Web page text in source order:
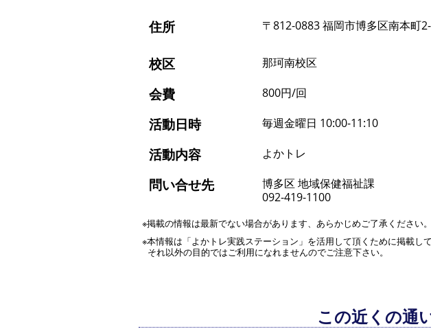
住所 〒812-0883 福岡市博多区南本町
校区 那珂南校区
会費 800円/回
活動日時 毎週金曜日 10:00-11:10
活動内容 よかトレ
問い合せ先
博多区 地域保健福祉課
092-419-1100
※掲載の情報は最新でない場合があります、あらかじめご了承ください。
※本情報は「よかトレ実践ステーション」を活用して頂くために掲載して
それ以外の目的ではご利用になれませんのでご注意下さい。
この近くの通